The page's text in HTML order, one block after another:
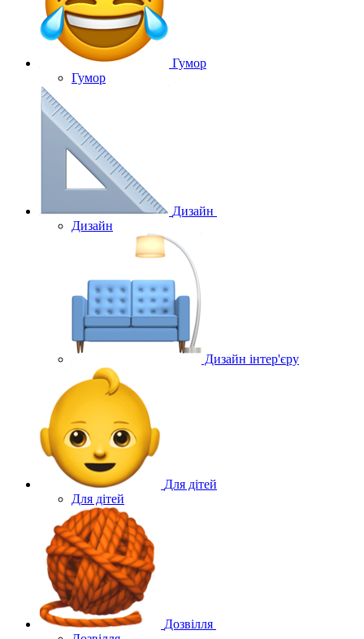
Гумор
Гумор
Дизайн
Дизайн
Дизайн інтер'єру
Для дітей
Для дітей
Дозвілля